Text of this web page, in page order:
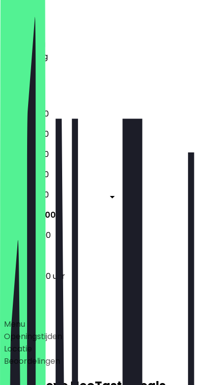
Maandag
Dinsdag
Woensdag
Donderdag
Zaterdag
Zondag
11:00 - 22:00
11:00 - 22:00
11:00 - 22:00
11:00 - 22:00
11:00 - 22:00
12:00 - 22:00
12:00 - 22:00
12:00 - 22:00 uur
Deals
Menu
Openingstijden
Locatie
Beoordelingen